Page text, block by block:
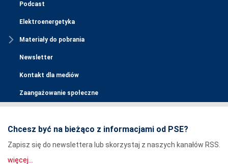
Podcast
Elektroenergetyka
Materiały do pobrania
Newsletter
Kontakt dla mediów
Zaangażowanie społeczne
Chcesz być na bieżąco z informacjami od PSE?
Zapisz się do newslettera lub skorzystaj z naszych kanałów RSS.
więcej...